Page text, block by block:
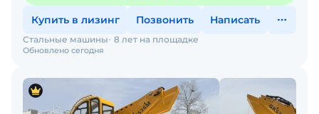
Купить в лизинг Позвонить Написать
Обновлено сегодня
Стальные машины 8 лет на площадке